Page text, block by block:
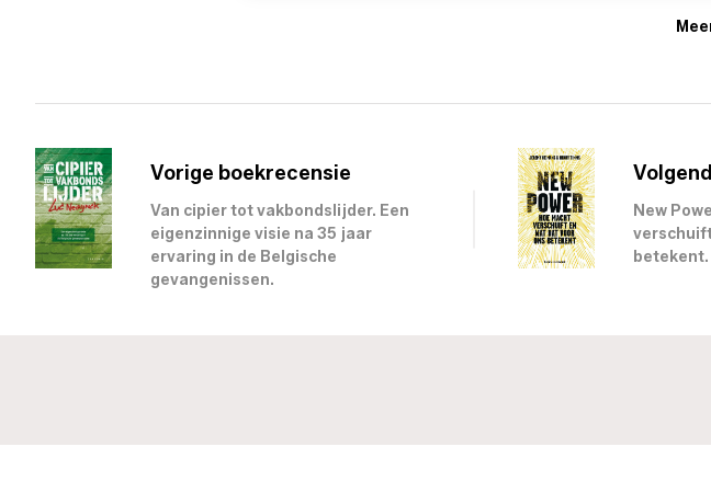
Vorige boekrecensie
Van cipier tot vakbondslijder. Een
eigenzinnige visie na 35 jaar
ervaring in de Belgische
gevangenissen.
New
betekent.